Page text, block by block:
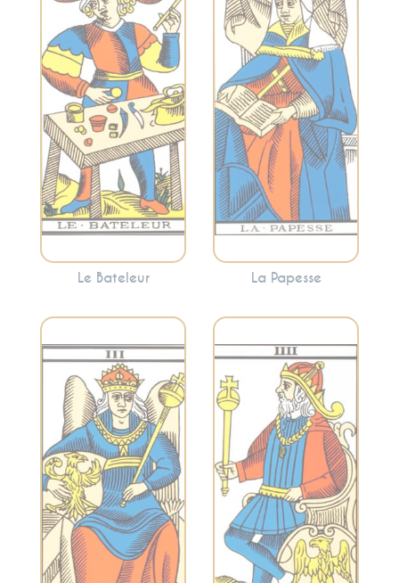
créativité, le
potentiel inexploré
et les débuts. Le
Bateleur indique
une opportunité de
prendre des
mesures concrètes
pour réaliser vos
aspirations.
Le Bateleur
connaissance
intérieure, la
sagesse féminine
et la réflexion
profonde. C’est un
appel à écouter
votre intuition et à
plonger dans les
mystères de votre
esprit.
La Papesse
Évoque la fertilité,
la créativité,
l’abondance et la
maternité. Cette
carte peut
suggérer la
nécessité de
prendre soin de
vous et de cultiver
votre créativité.
Représente
l’autorité, la
structure, la
stabilité et le
leadership.
L’Empereur peut
indiquer la
nécessité
d’adopter une
approche
organisée pour
atteindre vos